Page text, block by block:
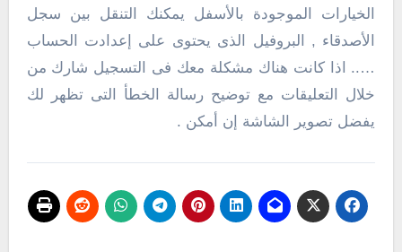
الخيارات الموجودة بالأسفل يمكنك التنقل بين سجل
الأصدقاء , البروفيل الذى يحتوى على إعدادت الحساب
….. اذا كانت هناك مشكلة معك فى التسجيل شارك من
خلال التعليقات مع توضيح رسالة الخطأ التى تظهر لك
يفضل تصوير الشاشة إن أمكن .